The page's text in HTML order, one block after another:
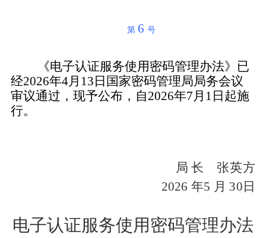
第 6 号
《电子认证服务使用密码管理办法》已
经2026年4月 13 日国家密码管理局局务会议
审议通过，现予公布，自2026年7月 1 日起施
行。
局 长
张英方
2026年5 月 30 日
电子认证服务使用密码管理办法